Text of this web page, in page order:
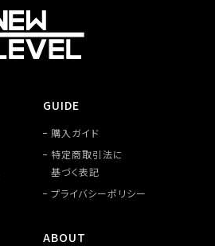
GUIDE
購入ガイド
特定商取引法に
基づく表記
プライバシーポリシー
ABOUT